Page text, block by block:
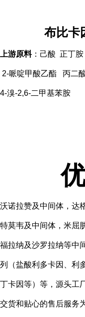
布比卡
上游原料：己酸 正丁
2-哌啶甲酸乙酯 丙二
4-溴-2,6-二甲基苯胺
沃诺拉赞及中间体，达
特莫韦及中间体，米屈
福拉纳及沙罗拉纳等中
列（盐酸利多卡因、利
丁卡因等）等，源头工
交货和贴心的售后服务